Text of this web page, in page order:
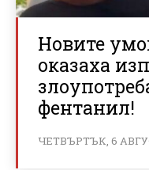
Новите
оказаха
фентанил!
ЧЕТВЪРТЪК, 6